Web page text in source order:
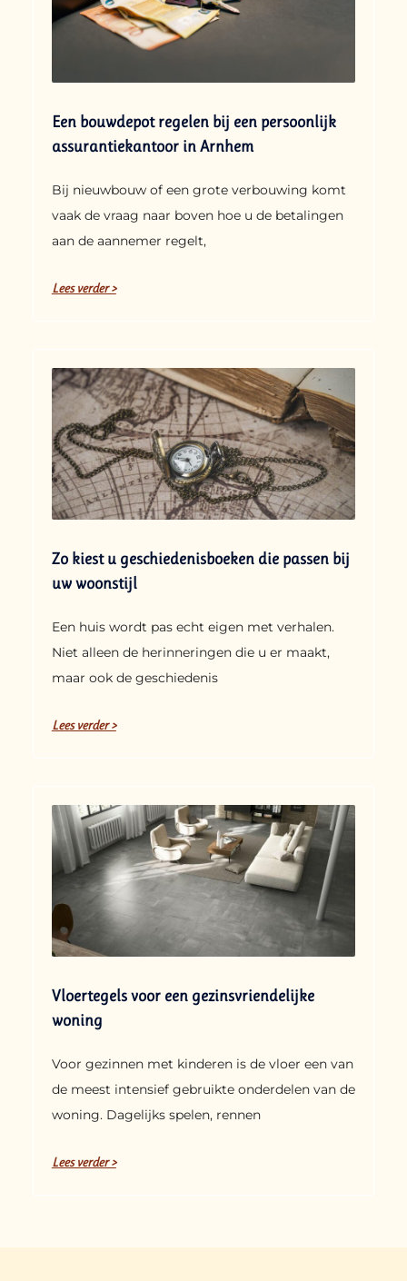
Een bouwdepot regelen bij een persoonlijk
assurantiekantoor in Arnhem
Bij nieuwbouw of een grote verbouwing komt
vaak de vraag naar boven hoe u de betalingen
aan de aannemer regelt,
Lees verder >
Zo kiest u geschiedenisboeken die passen bij
uw woonstijl
Een huis wordt pas echt eigen met verhalen.
Niet alleen de herinneringen die u er maakt,
maar ook de geschiedenis
Lees verder >
Vloertegels voor een gezinsvriendelijke
woning
Voor gezinnen met kinderen is de vloer een van
de meest intensief gebruikte onderdelen van de
woning. Dagelijks spelen, rennen
Lees verder >